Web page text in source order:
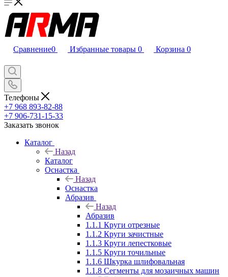
Сравнение0 Избранные товары 0 Корзина 0
Телефоны
+7 968 893-82-88
+7 906-731-15-33
Заказать звонок
Каталог
Назад
Каталог
Оснастка
Назад
Оснастка
Абразив
Назад
Абразив
1.1.1 Круги отрезные
1.1.2 Круги зачистные
1.1.3 Круги лепестковые
1.1.5 Круги точильные
1.1.6 Шкурка шлифовальная
1.1.8 Сегменты для мозаичных машин